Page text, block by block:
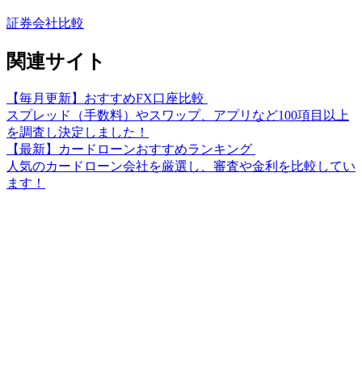
証券会社比較
関連サイト
【毎月更新】おすすめFX口座比較
スプレッド（手数料）やスワップ、アプリなど100項目以上
を調査し決定しました！
【最新】カードローンおすすめランキング
人気のカードローン会社を厳選し、審査や金利を比較してい
ます！